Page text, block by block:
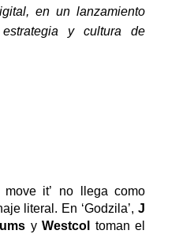
en un lanzamiento
y cultura de
move it’ no llega como
literal. En ‘Godzila’,J
y Westcol
toman el